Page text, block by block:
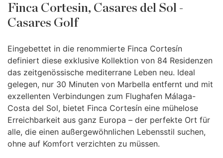
Finca Cortesin, Casares del Sol -
Casares Golf
Eingebettet in die renommierte Finca Cortesín
definiert diese exklusive Kollektion von 84 Residenzen
das zeitgenössische mediterrane Leben neu. Ideal
gelegen, nur 30 Minuten von Marbella entfernt und mit
exzellenten Verbindungen zum Flughafen Málaga-
Costa del Sol, bietet Finca Cortesín eine mühelose
Erreichbarkeit aus ganz Europa – der perfekte Ort für
alle, die einen außergewöhnlichen Lebensstil suchen,
ohne auf Komfort verzichten zu müssen.